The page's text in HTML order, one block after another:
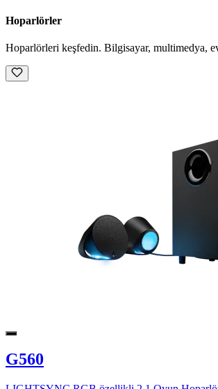
Hoparlörler
Hoparlörleri keşfedin. Bilgisayar, multimedya,
G560